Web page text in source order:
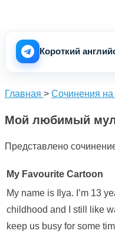
Короткий
Главная > Сочинения на
Мой любимый
Представлено
My Favourite Cartoon
My name is Ilya. I’m 13
childhood and I still like
keep us busy for some